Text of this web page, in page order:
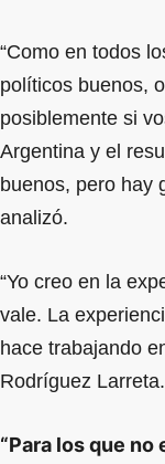
“Como en todos
políticos buenos,
posiblemente si
Argentina y el
buenos, pero hay
analizó.
“Yo creo en la
vale. La
hace trabajando
Rodríguez Larreta.
“Para los que